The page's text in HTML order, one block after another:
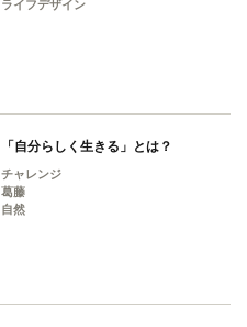
ライフデザイン
「自分らしく生きる」とは？
チャレンジ
葛藤
自然